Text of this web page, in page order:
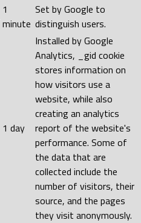
1
minute
Set by Google to
distinguish users.
1 day
Installed by Google
Analytics, _gid cookie
stores information on
how visitors use a
website, while also
creating an analytics
report of the website's
performance. Some of
the data that are
collected include the
number of visitors, their
source, and the pages
they visit anonymously.